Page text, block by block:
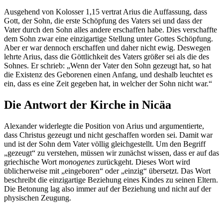
Ausgehend von Kolosser 1,15 vertrat Arius die Auffassung, dass
Gott, der Sohn, die erste Schöpfung des Vaters sei und dass der
Vater durch den Sohn alles andere erschaffen habe. Dies verschaffte
dem Sohn zwar eine einzigartige Stellung unter Gottes Schöpfung.
Aber er war dennoch erschaffen und daher nicht ewig. Deswegen
lehrte Arius, dass die Göttlichkeit des Vaters größer sei als die des
Sohnes. Er schrieb: „Wenn der Vater den Sohn gezeugt hat, so hat
die Existenz des Geborenen einen Anfang, und deshalb leuchtet es
ein, dass es eine Zeit gegeben hat, in welcher der Sohn nicht war.“
Die Antwort der Kirche in Nicäa
Alexander widerlegte die Position von Arius und argumentierte,
dass Christus gezeugt und nicht geschaffen worden sei. Damit war
und ist der Sohn dem Vater völlig gleichgestellt. Um den Begriff
„gezeugt“ zu verstehen, müssen wir zunächst wissen, dass er auf das
griechische Wort monogenes zurückgeht. Dieses Wort wird
üblicherweise mit „eingeboren“ oder „einzig“ übersetzt. Das Wort
beschreibt die einzigartige Beziehung eines Kindes zu seinen Eltern.
Die Betonung lag also immer auf der Beziehung und nicht auf der
physischen Zeugung.